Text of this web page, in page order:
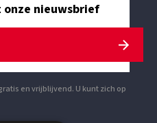
nieuwsbrief
en vrijblijvend. U kunt zich op